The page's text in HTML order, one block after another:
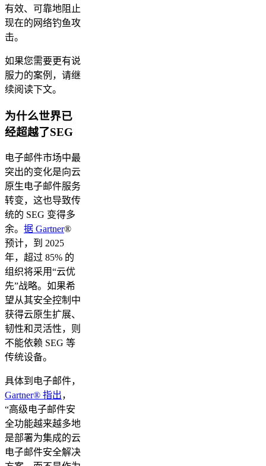
有效、可靠地阻止
现在的网络钓鱼攻
击。
如果您需要更有说
服力的案例，请继
续阅读下文。
为什么世界已
经超越了SEG
电子邮件市场中最
突出的变化是向云
原生电子邮件服务
转变，这也导致传
统的 SEG 变得多
余。 据 Gartner®
预计，到 2025
年，超过 85% 的
组织将采用“云优
先”战略。如果希
望从其安全控制中
获得云原生扩展、
韧性和灵活性，则
不能依赖 SEG 等
传统设备。
具体到电子邮件，
Gartner® 指出，
“高级电子邮件安
全功能越来越多地
是部署为集成的云
电子邮件安全解决